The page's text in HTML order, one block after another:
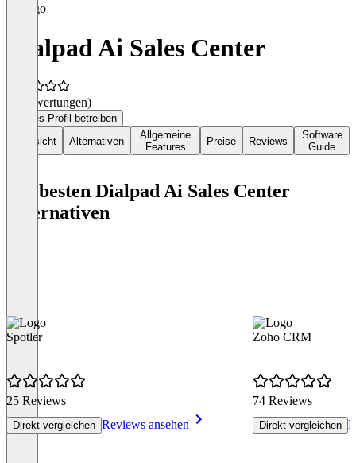
Dialpad Ai Sales Center
(0 Bewertungen)
Dieses Profil betreiben
Übersicht
Alternativen
Allgemeine
Features
Preise Reviews
Software
Guide
Die besten Dialpad Ai Sales Center
Alternativen
Spotler
25 Reviews
Direkt vergleichen Reviews ansehen
Zoho CRM
74 Reviews
Direkt vergleichen